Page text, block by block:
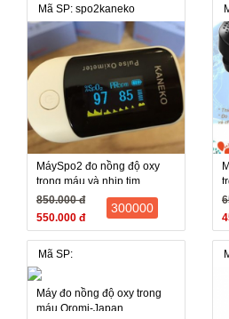
Mã SP: spo2kaneko
MáySpo2 đo nồng độ oxy
trong máu và nhịp tim
Kaneko chính hãng - bảo
hành 12 tháng
850.000 đ
550.000 đ
300000
Mã SP:
Máy đo nồng độ oxy trong
máu Oromi-Japan